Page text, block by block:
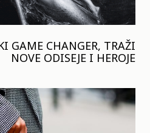
GAME CHANGER, TRAŽI
NOVE ODISEJE I HEROJE